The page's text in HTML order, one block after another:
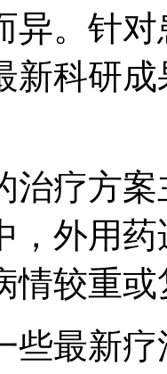
异。针
新科研
治疗方
，外用
情较重
些最新疗